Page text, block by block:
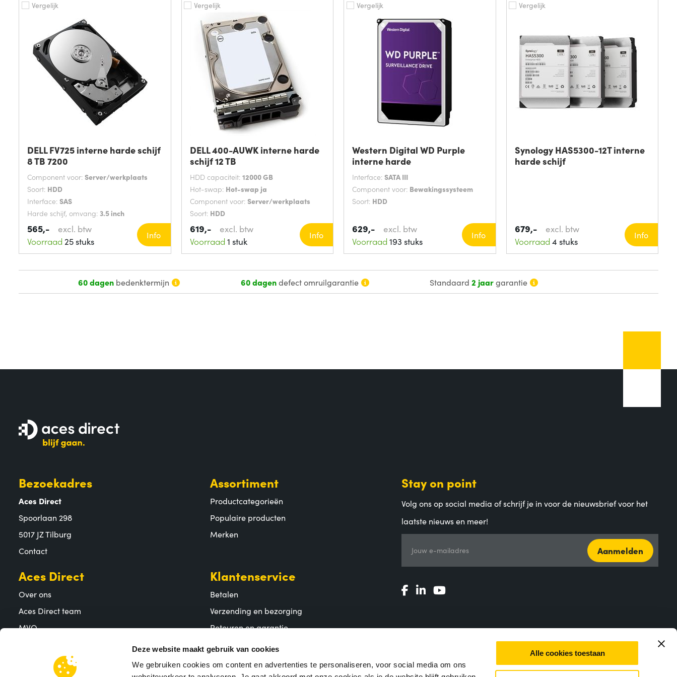
Deze website maakt gebruik van cookies
We gebruiken cookies om content en advertenties te personaliseren, voor social media om ons
Alle cookies toestaan
Vergelijk
DELL FV725 interne harde schijf
8 TB 7200
Component voor: Server/werkplaats
Soort: HDD
Interface: SAS
Harde schijf, omvang: 3.5 inch
565,-
excl. btw
Voorraad 25 stuks
Info
Vergelijk
DELL 400-AUWK interne harde
schijf 12 TB
HDD capaciteit: 12000 GB
Hot-swap: Hot-swap ja
Component voor: Server/werkplaats
Soort: HDD
619,-
excl. btw
Voorraad 1 stuk
Info
Vergelijk
Western Digital WD Purple
interne harde
Interface: SATA III
Component voor: Bewakingssysteem
Soort: HDD
629,-
excl. btw
Voorraad 193 stuks
Info
Vergelijk
Synology HAS5300-12T interne
harde schijf
679,-
excl. btw
Voorraad 4 stuks
Info
60 dagenbedenktermijn 60 dagendefect omruilgarantie Standaard2 jaargarantie
Bezoekadres
Aces Direct
Spoorlaan 298
5017 JZ Tilburg
Contact
Assortiment
Productcategorieën
Populaire producten
Merken
Aces Direct
Over ons
Aces Direct team
MVO
Klantenservice
Betalen
Verzending en bezorging
Retouren en garantie
Veelgestelde vragen
Stay on point
Volg ons op social media of schrijf je in voor de nieuwsbrief voor het
laatste nieuws en meer!
Jouw e-mailadres Aanmelden